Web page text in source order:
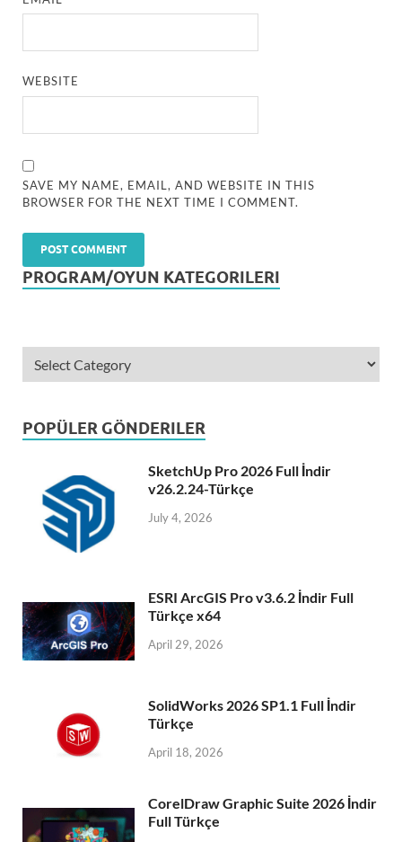
WEBSITE
SAVE MY NAME, EMAIL, AND WEBSITE IN THIS
BROWSER FOR THE NEXT TIME I COMMENT.
PROGRAM/OYUN KATEGORILERI
POPÜLER GÖNDERILER
SketchUp Pro 2026 Full İndir
v26.2.24-Türkçe
July 4, 2026
ESRI ArcGIS Pro v3.6.2 İndir Full
Türkçe x64
April 29, 2026
SolidWorks 2026 SP1.1 Full İndir
Türkçe
April 18, 2026
CorelDraw Graphic Suite 2026 İndir
Full Türkçe